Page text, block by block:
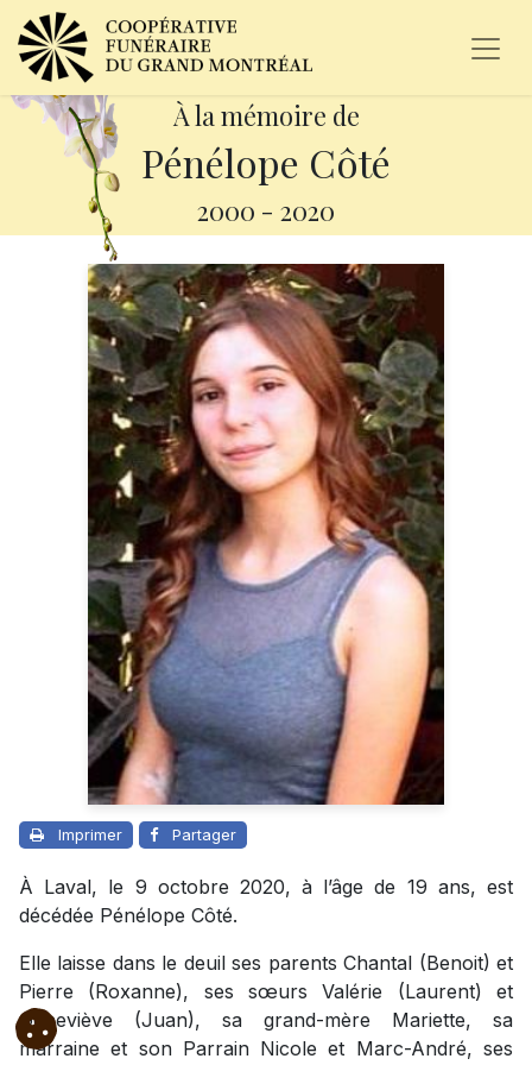
À la mémoire de
Pénélope Côté
2000 - 2020
Imprimer Partager
À Laval, le 9 octobre 2020, à l’âge de 19 ans, est
décédée Pénélope Côté.
Elle laisse dans le deuil ses parents Chantal (Benoit) et
Pierre (Roxanne), ses sœurs Valérie (Laurent) et
Geneviève (Juan), sa grand-mère Mariette, sa
marraine et son Parrain Nicole et Marc-André, ses